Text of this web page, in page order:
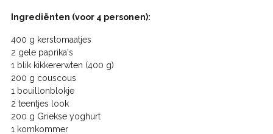
Ingrediënten (voor 4 personen):
400 g kerstomaatjes
2 gele paprika's
1 blik kikkererwten (400 g)
200 g couscous
1 bouillonblokje
2 teentjes look
200 g Griekse yoghurt
1 komkommer